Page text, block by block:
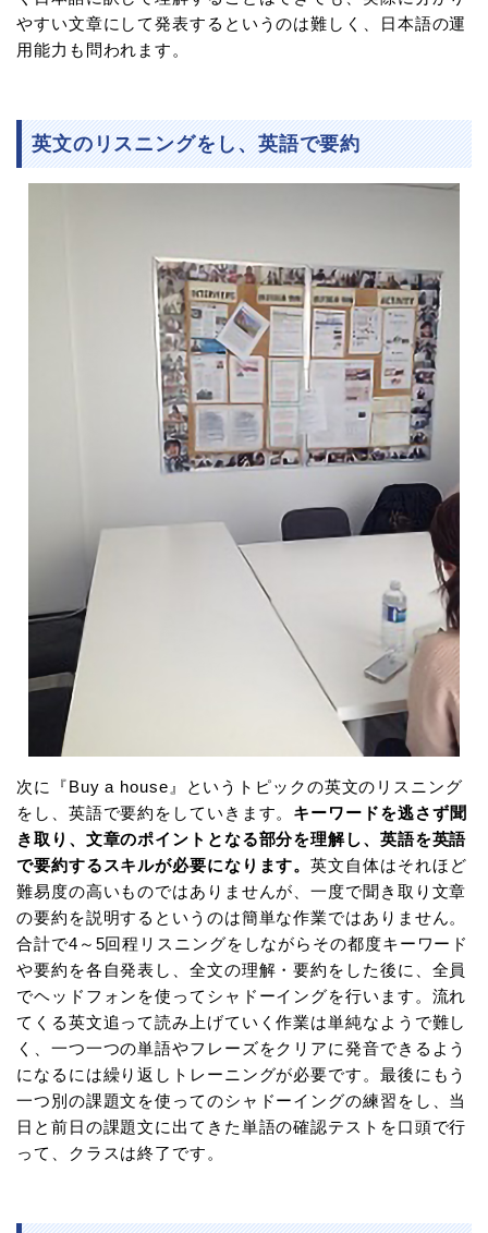
やすい文章にして発表するというのは難しく、日本語の運
用能力も問われます。
英文のリスニングをし、英語で要約
次に『Buy a house』というトピックの英文のリスニング
をし、英語で要約をしていきます。 キーワードを逃さず聞
き取り、文章のポイントとなる部分を理解し、英語を英語
で要約するスキルが必要になります。英文自体はそれほど
難易度の高いものではありませんが、一度で聞き取り文章
の要約を説明するというのは簡単な作業ではありません。
合計で4～5回程リスニングをしながらその都度キーワード
や要約を各自発表し、全文の理解・要約をした後に、全員
でヘッドフォンを使ってシャドーイングを行います。流れ
てくる英文追って読み上げていく作業は単純なようで難し
く、一つ一つの単語やフレーズをクリアに発音できるよう
になるには繰り返しトレーニングが必要です。最後にもう
一つ別の課題文を使ってのシャドーイングの練習をし、当
日と前日の課題文に出てきた単語の確認テストを口頭で行
って、クラスは終了です。